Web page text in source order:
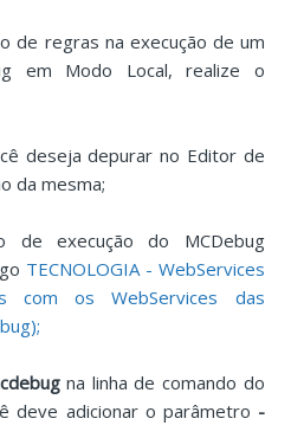
de regras na execução de um
em Modo Local, realize o
deseja depurar no Editor de
da mesma;
de execução do MCDebug
TECNOLOGIA - WebServices
com os WebServices das
na linha de comando do
deve adicionar o parâmetro -